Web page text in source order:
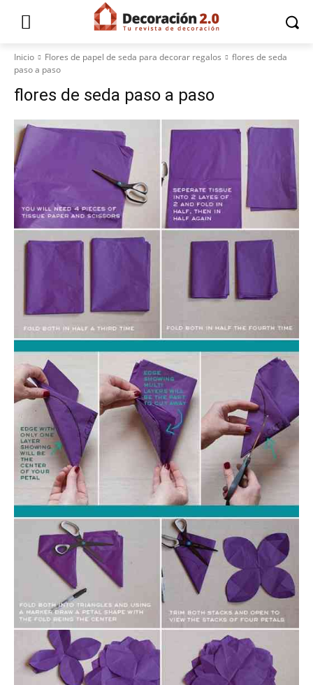
Inicio Flores de papel de seda para decorar regalos
flores de seda
paso a paso
flores de seda paso a paso